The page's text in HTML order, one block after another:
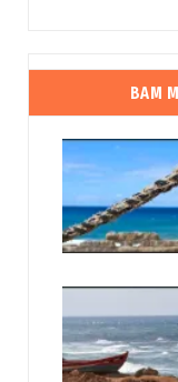
ВАМ